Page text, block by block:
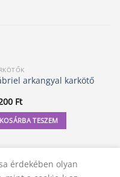
arkangyal karkötő
Ft
KOSÁRBA TESZEM
érdekében olyan